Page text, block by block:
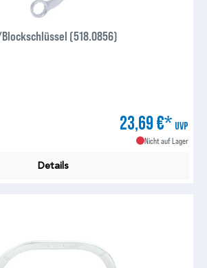
(518.0856)
23,69 €* UVP
Nicht auf Lager
Details